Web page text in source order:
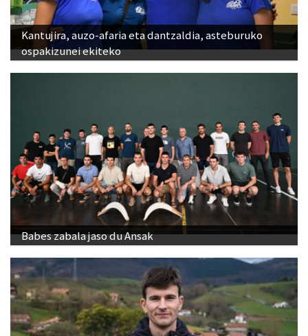
Kantujira, auzo-afaria eta dantzaldia, asteburuko
ospakizunei ekiteko
Babes zabala jaso du Ansak